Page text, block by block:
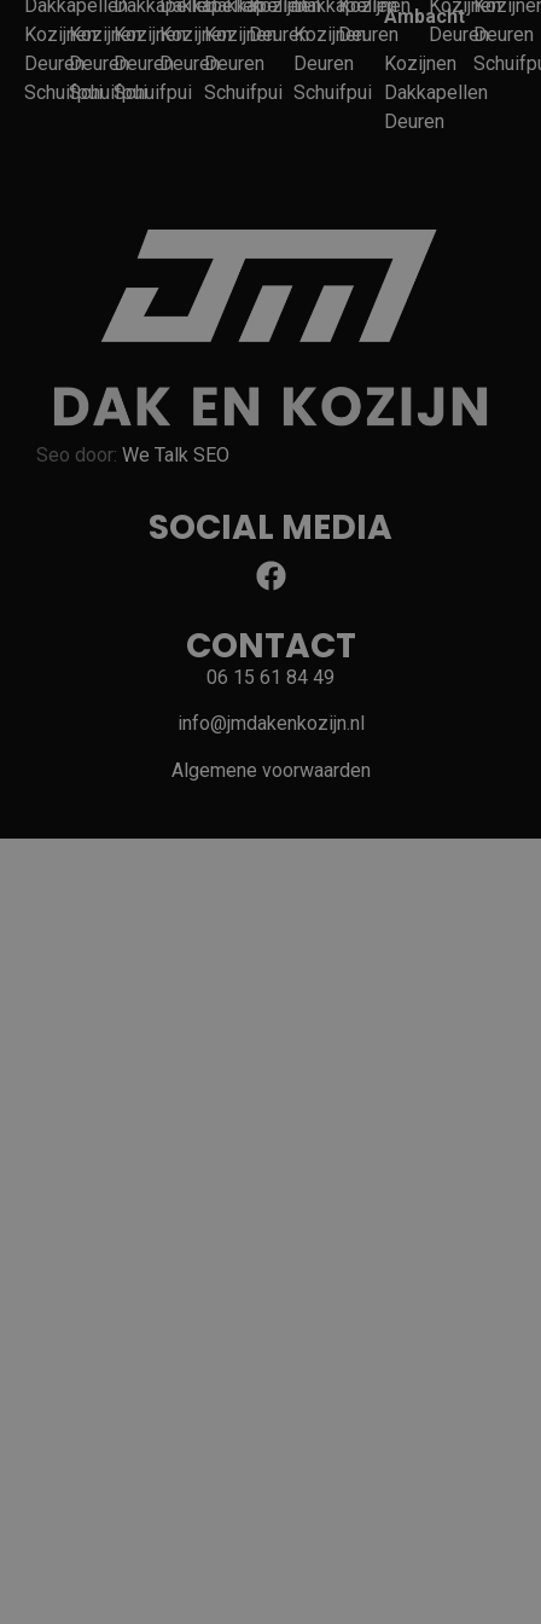
Dakkapellen
Kozijnen
Deuren
Schuifpui
Kozijnen
Deuren
Schuifpui
Dakkapellen
Kozijnen
Deuren
Schuifpui
Dakkapellen
Kozijnen
Deuren
Dakkapellen
Kozijnen
Deuren
Schuifpui
Kozijnen
Deuren
Dakkapellen
Kozijnen
Deuren
Schuifpui
Kozijnen
Deuren
Ambacht
Kozijnen
Dakkapellen
Deuren
Kozijnen
DeurenDeuren
Seo door: We Talk SEO
SOCIAL MEDIA
CONTACT
06 15 61 84 49
info@jmdakenkozijn.nl
Algemene voorwaarden